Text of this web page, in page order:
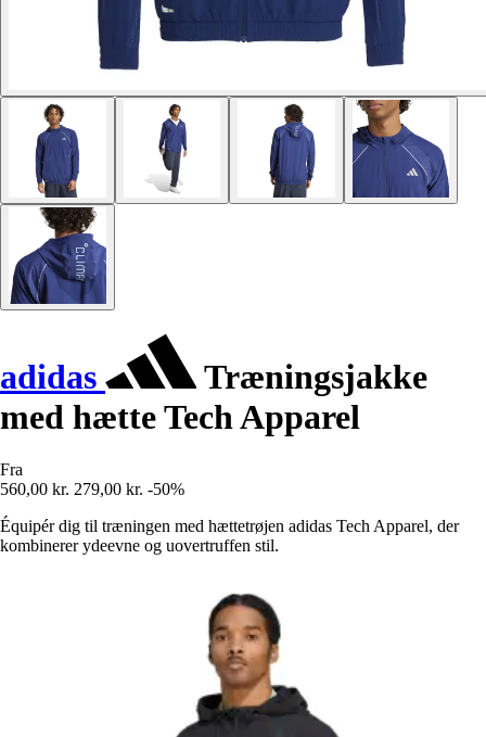
adidas
Træningsjakke
med hætte Tech Apparel
Fra
560,00 kr. 279,00 kr. -50%
Équipér dig til træningen med hættetrøjen adidas Tech Apparel, der
kombinerer ydeevne og uovertruffen stil.